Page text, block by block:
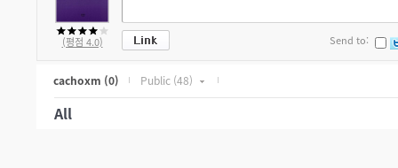
Send to:
(평점 4.0)
cachoxm (0) Public (48)
All